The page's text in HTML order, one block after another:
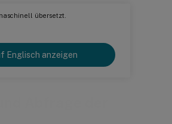
übersetzt.
Englisch anzeigen